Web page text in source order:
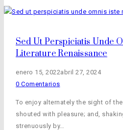
Sed Ut Perspiciatis Unde
Literature Renaissance
enero 15, 2022abril 27, 2024
0 Comentarios
To enjoy alternately the sight of
shouted with pleasure; and,
strenuously by…